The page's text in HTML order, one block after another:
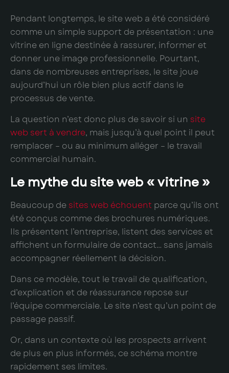
Pendant longtemps, le site web a été considéré
comme un simple support de présentation : une
vitrine en ligne destinée à rassurer, informer et
donner une image professionnelle. Pourtant,
dans de nombreuses entreprises, le site joue
aujourd’hui un rôle bien plus actif dans le
processus de vente.
La question n’est donc plus de savoir si un site
web sert à vendre, mais jusqu’à quel point il peut
remplacer – ou au minimum alléger – le travail
commercial humain.
Le mythe du site web « vitrine »
Beaucoup de sites web échouent parce qu’ils ont
été conçus comme des brochures numériques.
Ils présentent l’entreprise, listent des services et
affichent un formulaire de contact… sans jamais
accompagner réellement la décision.
Dans ce modèle, tout le travail de qualification,
d’explication et de réassurance repose sur
l’équipe commerciale. Le site n’est qu’un point de
passage passif.
Or, dans un contexte où les prospects arrivent
de plus en plus informés, ce schéma montre
rapidement ses limites.